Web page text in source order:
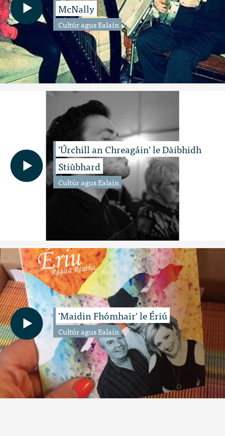
McNally
Cultúr agus Ealaín
'Úrchill an Chreagáin' le Dàibhidh
Stiùbhard
Cultúr agus Ealaín
'Maidin Fhómhair' le Ériú
Cultúr agus Ealaín